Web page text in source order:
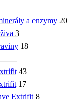
a enzymy 20
3
18
43
17
Extrifit 8